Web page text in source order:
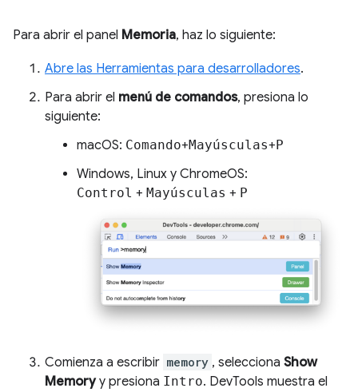
Para abrir el panel Memoria, haz lo siguiente:
Abre las Herramientas para desarrolladores.
Para abrir el menú de comandos, presiona lo
siguiente:
macOS: Comando+Mayúsculas+P
Windows, Linux y ChromeOS:
Control + Mayúsculas + P
Comienza a escribir memory , selecciona Show
Memoryy presiona Intro. DevTools muestra el